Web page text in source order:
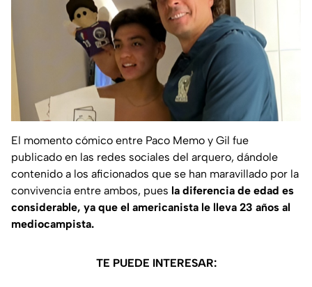
El momento cómico entre Paco Memo y Gil fue
publicado en las redes sociales del arquero, dándole
contenido a los aficionados que se han maravillado por la
convivencia entre ambos, pues la diferencia de edad es
considerable, ya que el americanista le lleva 23 años al
mediocampista.
TE PUEDE INTERESAR: